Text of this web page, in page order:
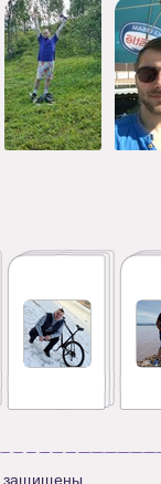
защищены.